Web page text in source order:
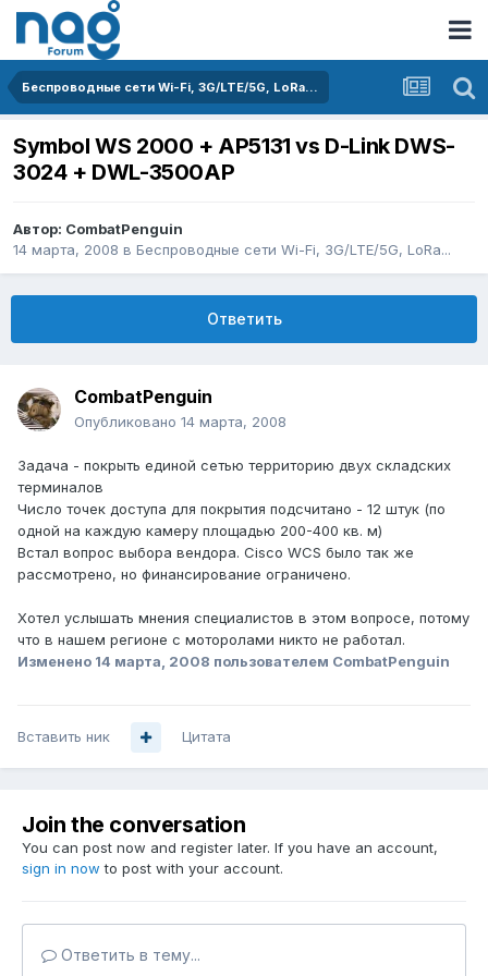
Беспроводные сети Wi-Fi, 3G/LTE/5G, LoRa...
Symbol WS 2000 + AP5131 vs D-Link DWS-
3024 + DWL-3500AP
Автор: CombatPenguin
14 марта, 2008 в Беспроводные сети Wi-Fi, 3G/LTE/5G, LoRa...
Ответить
CombatPenguin
Опубликовано 14 марта, 2008
Задача - покрыть единой сетью территорию двух складских
терминалов
Число точек доступа для покрытия подсчитано - 12 штук (по
одной на каждую камеру площадью 200-400 кв. м)
Встал вопрос выбора вендора. Cisco WCS было так же
рассмотрено, но финансирование ограничено.
Хотел услышать мнения специалистов в этом вопросе, потому
что в нашем регионе с моторолами никто не работал.
Изменено 14 марта, 2008 пользователем CombatPenguin
Вставить ник Цитата
Join the conversation
You can post now and register later. If you have an account,
sign in now to post with your account.
Ответить в тему...